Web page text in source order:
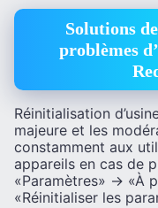
Solutions
problèmes
Réinitialisation
majeure et les
constamment aux
appareils en cas de
«Paramètres» -> «À
«Réinitialiser les